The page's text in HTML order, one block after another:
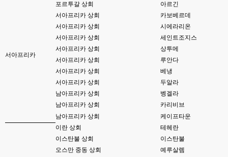
서아프리카
포르투갈 상회
아르긴
서아프리카 상회
카보베르데
서아프리카 상회
시에라리온
서아프리카 상회
세인트조지스
서아프리카 상회
상투메
서아프리카 상회
루안다
서아프리카 상회
베냉
서아프리카 상회
두알라
남아프리카 상회
벵겔라
남아프리카 상회
카리비브
남아프리카 상회
케이프타운
이란 상회
테헤란
이스탄불 상회
이스탄불
오스만 중동 상회
예루살렘
된거같긴한데용 ㅎㅎ
위에 접속자 2로 나와야하는데
고게임77
그건 아직 그대로 인데용 ㅎㅎ
이거나 수정해야겟어요 하핫 ;;
다른기능은 다 잘 작동중이니 털썩 ...
테스트하는동안 전 안나가고있겠습니다. ㅋㅋ